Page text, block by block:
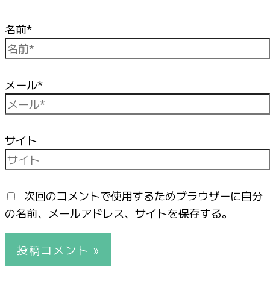
名前*
メール*
サイト
次回のコメントで使用するためブラウザーに自分
の名前、メールアドレス、サイトを保存する。